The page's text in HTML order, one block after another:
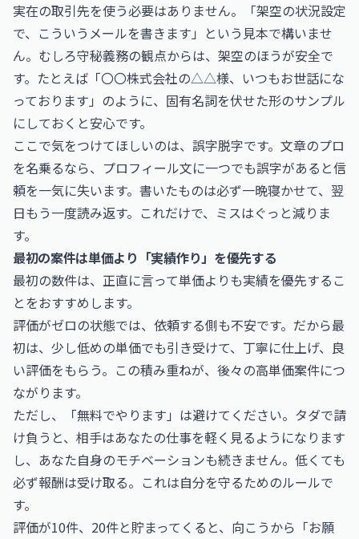
実在の取引先を使う必要はありません。「架空の状況設定
で、こういうメールを書きます」という見本で構いませ
ん。むしろ守秘義務の観点からは、架空のほうが安全で
す。たとえば「〇〇株式会社の△△様、いつもお世話にな
っております」のように、固有名詞を伏せた形のサンプル
にしておくと安心です。
ここで気をつけてほしいのは、誤字脱字です。文章のプロ
を名乗るなら、プロフィール文に一つでも誤字があると信
頼を一気に失います。書いたものは必ず一晩寝かせて、翌
日もう一度読み返す。これだけで、ミスはぐっと減りま
す。
最初の案件は単価より「実績作り」を優先する
最初の数件は、正直に言って単価よりも実績を優先するこ
とをおすすめします。
評価がゼロの状態では、依頼する側も不安です。だから最
初は、少し低めの単価でも引き受けて、丁寧に仕上げ、良
い評価をもらう。この積み重ねが、後々の高単価案件につ
ながります。
ただし、「無料でやります」は避けてください。タダで請
け負うと、相手はあなたの仕事を軽く見るようになります
し、あなた自身のモチベーションも続きません。低くても
必ず報酬は受け取る。これは自分を守るためのルールで
す。
評価が10件、20件と貯まってくると、向こうから「お願